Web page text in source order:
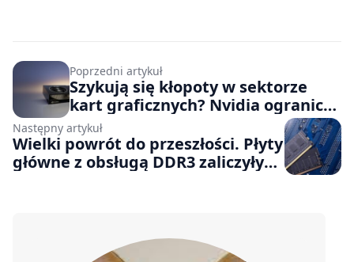
Poprzedni artykuł
Szykują się kłopoty w sektorze
kart graficznych? Nvidia ogranicza
dostawy GPU o 15-20%
Następny artykuł
Wielki powrót do przeszłości. Płyty
główne z obsługą DDR3 zaliczyły